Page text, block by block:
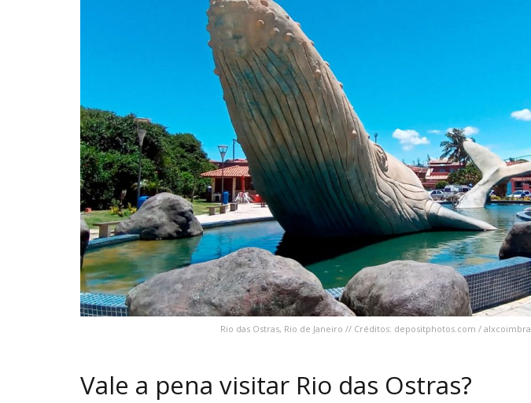
Rio das Ostras, Rio de Janeiro // Créditos: depositphotos.com / alxcoimbra
Vale a pena visitar Rio das Ostras?